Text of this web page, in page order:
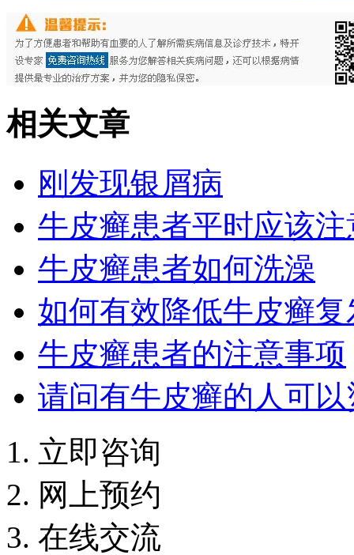
相关文章
刚发现银屑病
牛皮癣患者平时应该注
牛皮癣患者如何洗澡
如何有效降低牛皮癣复
牛皮癣患者的注意事项
请问有牛皮癣的人可以
立即咨询
网上预约
在线交流